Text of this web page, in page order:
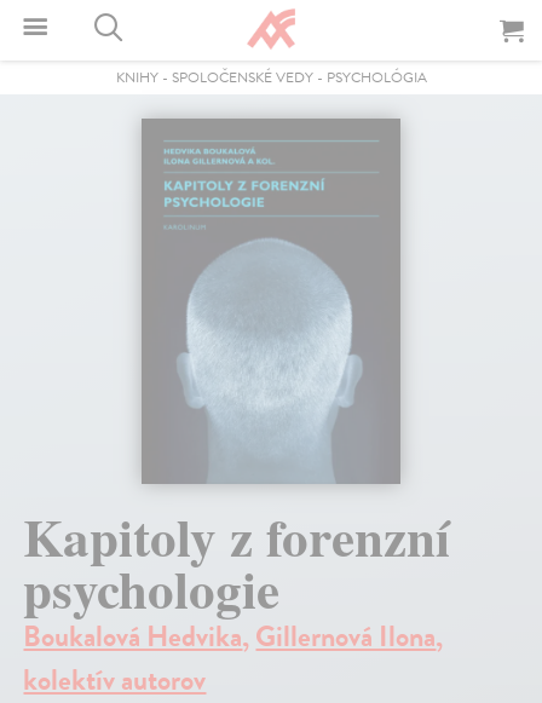
KNIHY- SPOLOČENSKÉ VEDY- PSYCHOLÓGIA
Kapitoly z forenzní
psychologie
Boukalová Hedvika,Gillernová Ilona,
kolektív autorov